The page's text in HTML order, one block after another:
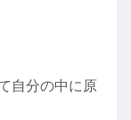
自分の中に原